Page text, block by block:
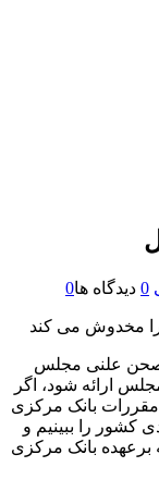
0 دیدگاه ها0
را مخدوش می کند
صحن علنی مجلس
ارائه شود، اگر
مقررات بانک مرکزی
کشور را ببینیم و
بودجه برعهده بانک مرکزی